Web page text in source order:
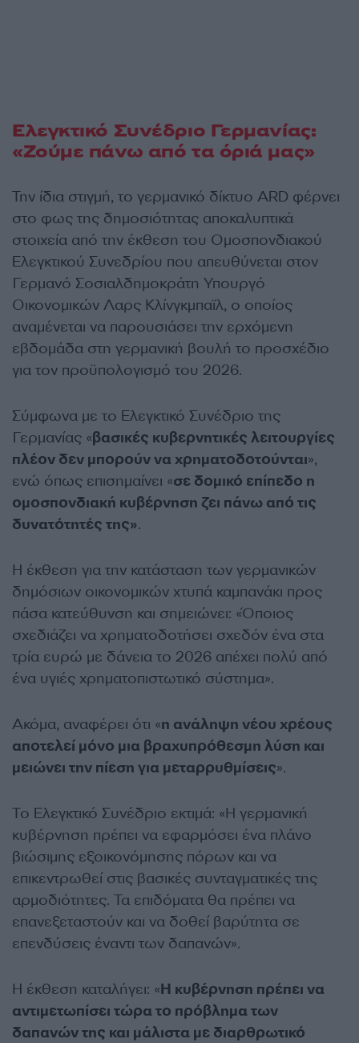
Ελεγκτικό Συνέδριο Γερμανίας:
«Ζούμε πάνω από τα όριά μας»
Την ίδια στιγμή, το γερμανικό δίκτυο ARD φέρνει
στο φως της δημοσιότητας αποκαλυπτικά
στοιχεία από την έκθεση του Ομοσπονδιακού
Ελεγκτικού Συνεδρίου που απευθύνεται στον
Γερμανό Σοσιαλδημοκράτη Υπουργό
Οικονομικών Λαρς Κλίνγκμπαϊλ, ο οποίος
αναμένεται να παρουσιάσει την ερχόμενη
εβδομάδα στη γερμανική βουλή το προσχέδιο
για τον προϋπολογισμό του 2026.
Σύμφωνα με το Ελεγκτικό Συνέδριο της
Γερμανίας «βασικές κυβερνητικές λειτουργίες
πλέον δεν μπορούν να χρηματοδοτούνται»,
ενώ όπως επισημαίνει «σε δομικό επίπεδο η
ομοσπονδιακή κυβέρνηση ζει πάνω από τις
δυνατότητές της».
Η έκθεση για την κατάσταση των γερμανικών
δημόσιων οικονομικών χτυπά καμπανάκι προς
πάσα κατεύθυνση και σημειώνει: «Όποιος
σχεδιάζει να χρηματοδοτήσει σχεδόν ένα στα
τρία ευρώ με δάνεια το 2026 απέχει πολύ από
ένα υγιές χρηματοπιστωτικό σύστημα».
Ακόμα, αναφέρει ότι «η ανάληψη νέου χρέους
αποτελεί μόνο μια βραχυπρόθεσμη λύση και
μειώνει την πίεση για μεταρρυθμίσεις».
Το Ελεγκτικό Συνέδριο εκτιμά: «Η γερμανική
κυβέρνηση πρέπει να εφαρμόσει ένα πλάνο
βιώσιμης εξοικονόμησης πόρων και να
επικεντρωθεί στις βασικές συνταγματικές της
αρμοδιότητες. Τα επιδόματα θα πρέπει να
επανεξεταστούν και να δοθεί βαρύτητα σε
επενδύσεις έναντι των δαπανών».
Η έκθεση καταλήγει: «Η κυβέρνηση πρέπει να
αντιμετωπίσει τώρα το πρόβλημα των
δαπανών της και μάλιστα με διαρθρωτικό